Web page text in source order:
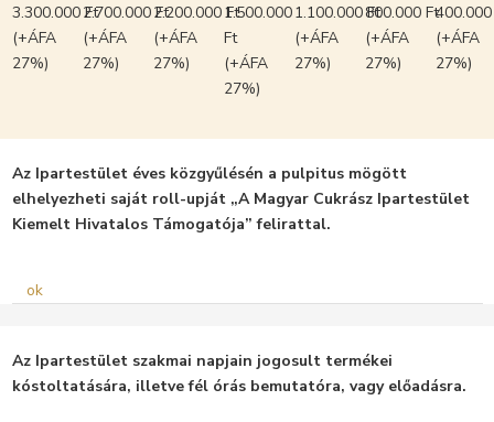
3.300.000 Ft
(+ÁFA
27%)
2.700.000 Ft
(+ÁFA
27%)
2.200.000 Ft
(+ÁFA
27%)
1.500.000
Ft
(+ÁFA
27%)
1.100.000 Ft
(+ÁFA
27%)
800.000 Ft
(+ÁFA
27%)
(+ÁFA
27%)
Az Ipartestület éves közgyűlésén a pulpitus mögött
elhelyezheti saját roll-upját „A Magyar Cukrász Ipartestület
Kiemelt Hivatalos Támogatója” felirattal.
ok
Az Ipartestület szakmai napjain jogosult termékei
kóstoltatására, illetve fél órás bemutatóra, vagy előadásra.